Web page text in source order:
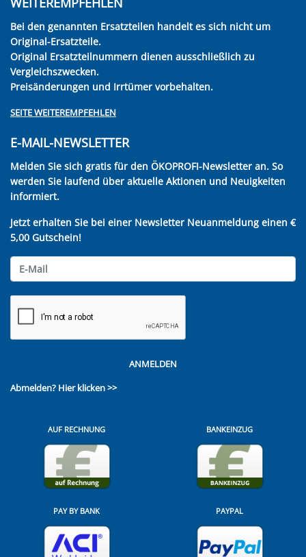
Bei den genannten Ersatzteilen handelt es sich nicht um
Original-Ersatzteile.
Original Ersatzteilnummern dienen ausschließlich zu
Vergleichszwecken.
Preisänderungen und Irrtümer vorbehalten.
SEITE WEITEREMPFEHLEN
E-MAIL-NEWSLETTER
Melden Sie sich gratis für den ÖKOPROFI-Newsletter an. So
werden Sie laufend über aktuelle Aktionen und Neuigkeiten
informiert.
Jetzt erhalten Sie bei einer Newsletter Neuanmeldung einen €
5,00 Gutschein!
ANMELDEN
Abmelden? Hier klicken >>
AUF RECHNUNG BANKEINZUG
PAY BY BANK PAYPAL